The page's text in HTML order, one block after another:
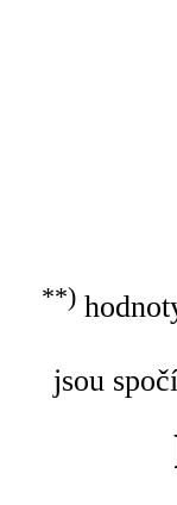
**)
jsou